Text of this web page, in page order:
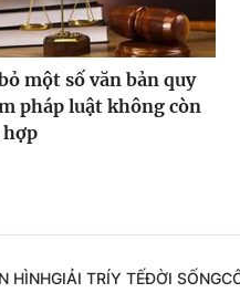
một số văn bản quy
pháp luật không còn
HÌNHGIẢI TRÍY TẾĐỜI SỐNG